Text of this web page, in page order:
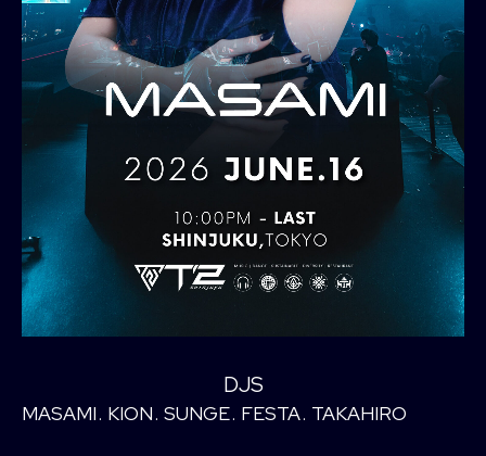
DJS
MASAMI KION SUNGE FESTA TAKAHIRO